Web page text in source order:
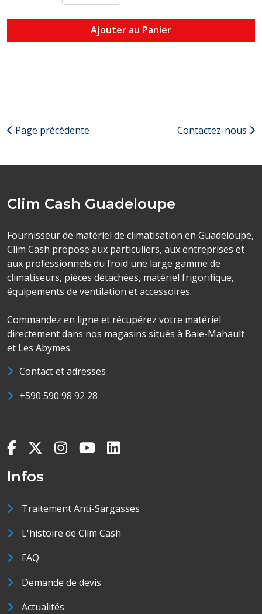
Ajouter au Panier
Page précédente Contactez-nous
Clim Cash Guadeloupe
Fournisseur de matériel de climatisation en Guadeloupe,
Clim Cash propose aux particuliers, aux entreprises et
aux professionnels du froid une large gamme de
climatiseurs, pièces détachées, matériel frigorifique,
équipements de ventilation et accessoires.
Commandez en ligne et récupérez votre matériel
directement dans nos magasins situés à Baie-Mahault
et Les Abymes.
Contact et adresses
+590 590 98 92 28
Infos
Traitement Anti-Sargasses
L'histoire de Clim Cash
FAQ
Demande de devis
Actualités